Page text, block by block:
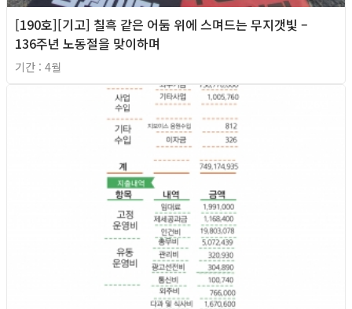
[190호][기고] 칠흑 같은 어둠 위에 스며드는 무지갯빛 –
136주년 노동절을 맞이하며
기간 : 4월